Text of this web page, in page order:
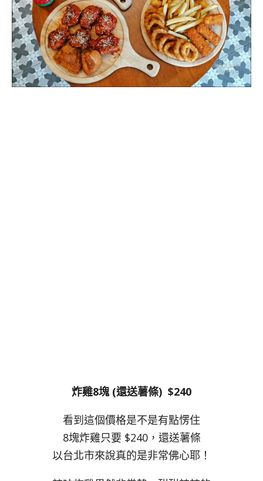
炸雞8塊 (還送薯條) $240
看到這個價格是不是有點愣住
8塊炸雞只要 $240，還送薯條
以台北市來說真的是非常佛心耶！